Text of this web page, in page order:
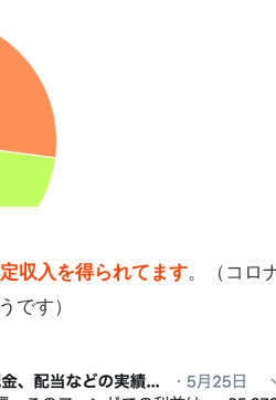
収入を得られてます。（コロ
です）